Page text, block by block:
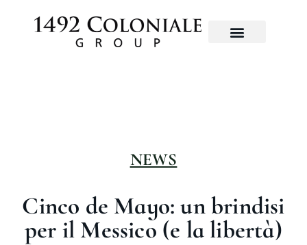
NEWS
Cinco de Mayo: un brindisi
per il Messico (e la libertà)